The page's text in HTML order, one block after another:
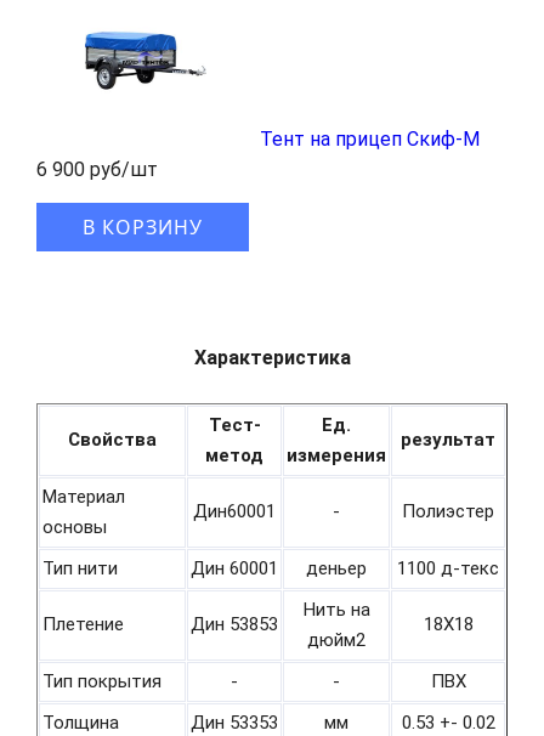
Тент на прицеп Скиф-М
6 900 руб/шт
В КОРЗИНУ
Характеристика
Свойства
Тест-
метод
Ед.
измерения
результат
Материал
основы
Дин60001 - Полиэстер
Тип нити Дин 60001 деньер 1100 д-текс
Плетение Дин 53853
Нить на
дюйм2
18Х18
Тип покрытия - -
ПВХ
Толщина
Дин 53353 мм
0.53 +- 0.02